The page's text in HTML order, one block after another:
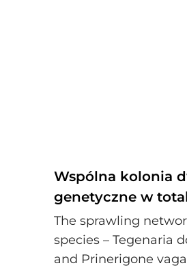
Wspólna kolonia
genetyczne w
The sprawling
species – Tegenaria
and Prinerigone